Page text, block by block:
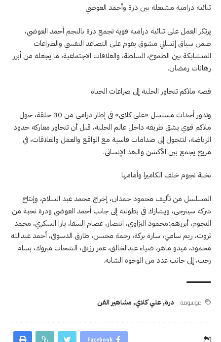
ثنائية درامية مشتعلة بين درة وأحمد العوضي
يرتكز العمل على ثنائية درامية قوية تجمع درة بالنجم أحمد العوضي،
ضمن سياق إنساني مشوق يقوم على التصاعد النفسي والصراعات
المتشابكة بين الطموح، السلطة، والعلاقات الاجتماعية، ما يجعله من أبرز
رهانات رمضان.
قصة ملاكم تتجاوز الحلبة إلى صراعات الحياة
وتدور أحداث مسلسل «علي كلاي» في إطار درامي من 30 حلقة، حول
ملاكم قوي يشق طريقه داخل عالم الحلبة، قبل أن تتجاوز معاركه حدود
الرياضة، لتتحول إلى صدامات قاسية مع الواقع والعمل والعلاقات، في
مزيج يجمع بين الأكشن والبعد الإنساني.
نخبة نجوم خلف الكاميرا وأمامها
المسلسل من تأليف محمود حمدان، إخراج محمد عبد السلام، وإنتاج
شركة سينرجي، ويشارك في بطولته إلى جانب أحمد العوضي ودرة نخبة من
النجوم، أبرزهم:محمود البزاوي، انتصار، عصام السقا، يارا السكري، محمد
ثروت، ريم سامي، سارة بركة، رحمة محسن، طارق الدسوقي، أحمد عبدالله
محمود، ميدو ماهر، ضياء عبدالخالق، عمر رزيق، الشحات مبروك، بسام
رجب، إلى جانب عدد من الوجوه الشابة.
موسومة: درة,علي كلاي, مشاهير الفن
Facebook